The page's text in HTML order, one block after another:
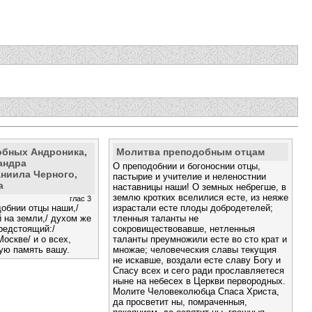
Андроника,
Черного,
глас 3
отцы наши,/
на земли,/ духом же
и о всех,
память вашу.
Молитва преподобным отцам
О преподобнии и богоноснии отцы,
пастырие и учителие и неленост­нии
наставницы наши! О земных небрегше, в
землю кротких вселилися есте, из неяже
израстали есте плоды добродетелей;
тленныя таланты не
сокровиществовавше, нетленныя
таланты преумножили есте во сто крат и
множае; человеческия славы текущия
не искавше, воздали есте славу Богу и
Спасу всех и сего ради прославляетеся
ныне на небесех в Церкви первородных.
Мо­лите Человеколюбца Спаса Христа,
да просветит ны, помраченныя,